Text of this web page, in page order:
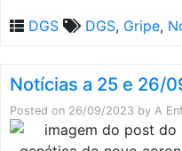
DGS
DGS, Gripe,
Notícias a 25 e 26/
Posted on 26/09/2023 by A